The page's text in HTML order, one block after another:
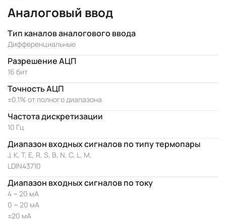
Аналоговый ввод
Тип каналов аналогового ввода
Дифференциальные
Разрешение АЦП
16 бит
Точность АЦП
±0.1% от полного диапазона
Частота дискретизации
10 Гц
Диапазон входных сигналов по типу термопары
J, K, T, E, R, S, B, N, C, L, M,
LDIN43710
Диапазон входных сигналов по току
4 ~ 20 мА
0 ~ 20 мА
±20 мА